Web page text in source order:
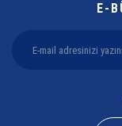
E-